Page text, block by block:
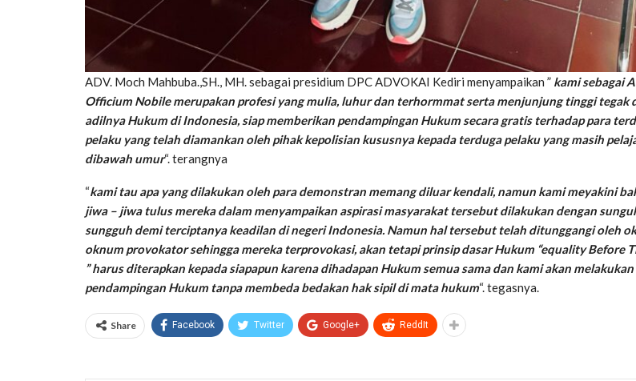
ADV. Moch Mahbuba.,SH., MH. sebagai presidium DPC ADVOKAI Kediri menyampaikan ” kami sebagai
Officium Nobile merupakan profesi yang mulia, luhur dan terhormmat serta menjunjung tinggi tegak
adilnya Hukum di Indonesia, siap memberikan pendampingan Hukum secara gratis terhadap para
pelaku yang telah diamankan oleh pihak kepolisian kususnya kepada terduga pelaku yang masih
dibawah umur“. terangnya
“kami tau apa yang dilakukan oleh para demonstran memang diluar kendali, namun kami meyakini
jiwa – jiwa tulus mereka dalam menyampaikan aspirasi masyarakat tersebut dilakukan dengan
sungguh demi terciptanya keadilan di negeri Indonesia. Namun hal tersebut telah ditunggangi oleh
oknum provokator sehingga mereka terprovokasi, akan tetapi prinsip dasar Hukum “equality Before
” harus diterapkan kepada siapapun karena dihadapan Hukum semua sama dan kami akan melakukan
pendampingan Hukum tanpa membeda bedakan hak sipil di mata hukum“. tegasnya.
Share Facebook Twitter Google+ ReddIt